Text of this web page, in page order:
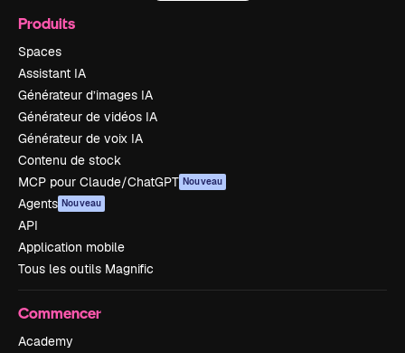
Produits
Spaces
Assistant IA
Générateur d’images IA
Générateur de vidéos IA
Générateur de voix IA
Contenu de stock
MCP pour Claude/ChatGPT Nouveau
Agents Nouveau
API
Application mobile
Tous les outils Magnific
Commencer
Academy